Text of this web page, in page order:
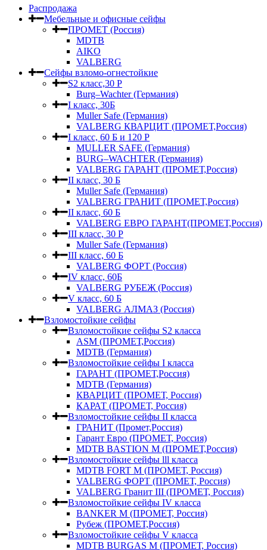
Распродажа
Мебельные и офисные сейфы
ПРОМЕТ (Россия)
MDTB
AIKO
VALBERG
Сейфы взломо-огнестойкие
S2 класс,30 Р
Burg–Wachter (Германия)
I класс, 30Б
Muller Safe (Германия)
VALBERG КВАРЦИТ (ПРОМЕТ,Россия)
I класс, 60 Б и 120 Р
MULLER SAFE (Германия)
BURG–WACHTER (Германия)
VALBERG ГАРАНТ (ПРОМЕТ,Россия)
II класс, 30 Б
Muller Safe (Германия)
VALBERG ГРАНИТ (ПРОМЕТ,Россия)
II класс, 60 Б
VALBERG ЕВРО ГАРАНТ(ПРОМЕТ,Россия)
III класс, 30 Р
Muller Safe (Германия)
III класс, 60 Б
VALBERG ФОРТ (Россия)
IV класс, 60Б
VALBERG РУБЕЖ (Россия)
V класс, 60 Б
VALBERG АЛМАЗ (Россия)
Взломостойкие сейфы
Взломостойкие сейфы S2 класса
ASM (ПРОМЕТ,Россия)
MDTB (Германия)
Взломостойкие сейфы I класса
ГАРАНТ (ПРОМЕТ,Россия)
MDTB (Германия)
КВАРЦИТ (ПРОМЕТ, Россия)
КАРАТ (ПРОМЕТ, Россия)
Взломостойкие сейфы II класса
ГРАНИТ (Промет,Россия)
Гарант Евро (ПРОМЕТ, Россия)
MDTB BASTION M (ПРОМЕТ,Россия)
Взломостойкие сейфы lll класса
MDTB FORT M (ПРОМЕТ, Россия)
VALBERG ФОРТ (ПРОМЕТ, Россия)
VALBERG Гранит III (ПРОМЕТ, Россия)
Взломостойкие сейфы IV класса
BANKER M (ПРОМЕТ, Россия)
Рубеж (ПРОМЕТ,Россия)
Взломостойкие сейфы V класса
MDTB BURGAS M (ПРОМЕТ, Россия)